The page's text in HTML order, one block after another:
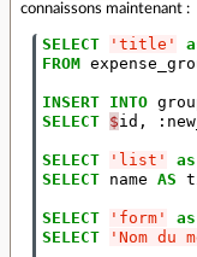
connaissons maintenant :
SELECT 'title'
FROM
INSERT INTO
SELECT $id , :
SELECT 'list' as
SELECT name AS
SELECT 'form' as
SELECT
'Nom du